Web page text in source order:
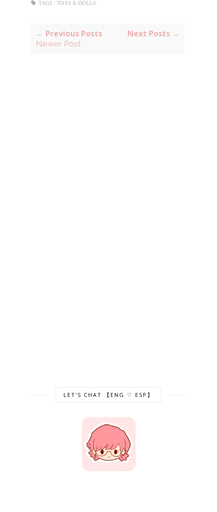
TAGS : TOYS & DOLLS
← Previous Posts
Newer Post
Next Posts →
LET'S CHAT 【ENG ♡ ESP】